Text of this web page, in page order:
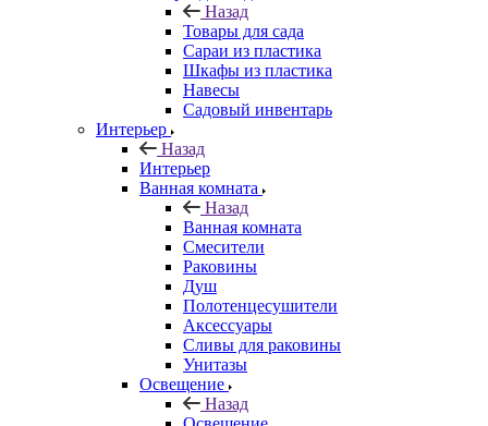
Назад
Товары для сада
Сараи из пластика
Шкафы из пластика
Навесы
Садовый инвентарь
Интерьер
Назад
Интерьер
Ванная комната
Назад
Ванная комната
Смесители
Раковины
Душ
Полотенцесушители
Аксессуары
Сливы для раковины
Унитазы
Освещение
Назад